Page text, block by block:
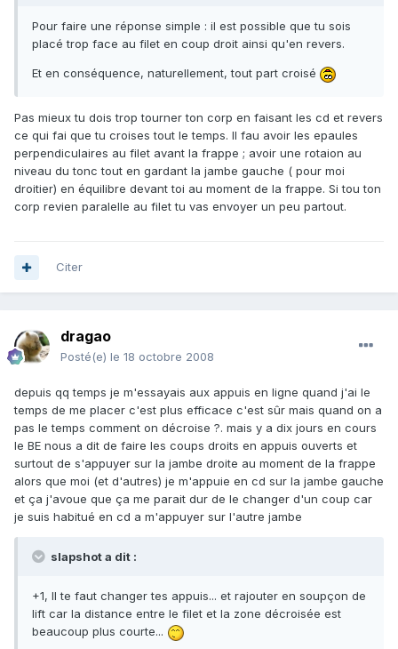
Pour faire une réponse simple : il est possible que tu sois
placé trop face au filet en coup droit ainsi qu'en revers.
Et en conséquence, naturellement, tout part croisé
Pas mieux tu dois trop tourner ton corp en faisant les cd et revers
ce qui fai que tu croises tout le temps. Il fau avoir les epaules
perpendiculaires au filet avant la frappe ; avoir une rotaion au
niveau du tonc tout en gardant la jambe gauche ( pour moi
droitier) en équilibre devant toi au moment de la frappe. Si tou ton
corp revien paralelle au filet tu vas envoyer un peu partout.
Citer
dragao
Posté(e) le 18 octobre 2008
depuis qq temps je m'essayais aux appuis en ligne quand j'ai le
temps de me placer c'est plus efficace c'est sûr mais quand on a
pas le temps comment on décroise ?. mais y a dix jours en cours
le BE nous a dit de faire les coups droits en appuis ouverts et
surtout de s'appuyer sur la jambe droite au moment de la frappe
alors que moi (et d'autres) je m'appuie en cd sur la jambe gauche
et ça j'avoue que ça me parait dur de le changer d'un coup car
je suis habitué en cd a m'appuyer sur l'autre jambe
slapshot a dit :
+1, Il te faut changer tes appuis... et rajouter en soupçon de
lift car la distance entre le filet et la zone décroisée est
beaucoup plus courte...